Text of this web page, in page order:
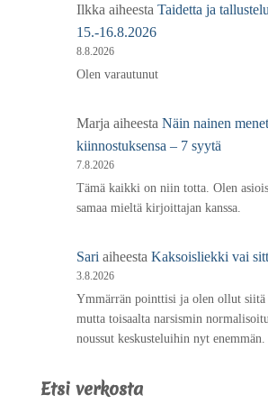
Ilkka aiheesta Taidetta ja
15.-16.8.2026
8.8.2026
Olen varautunut
Marja aiheesta Näin nainen
kiinnostuksensa – 7 syytä
7.8.2026
Tämä kaikki on niin totta. Olen
samaa mieltä kirjoittajan kanssa.
Sari aiheesta Kaksoisliekki vai
3.8.2026
Ymmärrän pointtisi ja olen ollut siitä
mutta toisaalta narsismin
noussut keskusteluihin nyt
Etsi verkosta